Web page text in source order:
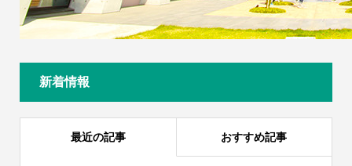
新着情報
最近の記事 おすすめ記事